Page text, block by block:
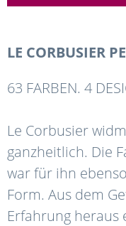
LE CORBUSIER
63 FARBEN. 4
Le Corbusier
ganzheitlich. Die
war für ihn
Form. Aus dem
Erfahrung heraus